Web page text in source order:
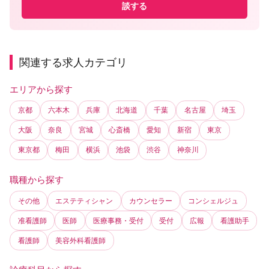
談する
関連する求人カテゴリ
エリアから探す
京都 六本木 兵庫 北海道 千葉 名古屋 埼玉
大阪 奈良 宮城 心斎橋 愛知 新宿 東京
東京都 梅田 横浜 池袋 渋谷 神奈川
職種から探す
その他 エステティシャン カウンセラー コンシェルジュ
准看護師 医師 医療事務・受付 受付 広報 看護助手
看護師 美容外科看護師